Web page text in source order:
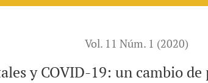
Vol. 11 Núm. 1 (2020)
y COVID-19: un cambio